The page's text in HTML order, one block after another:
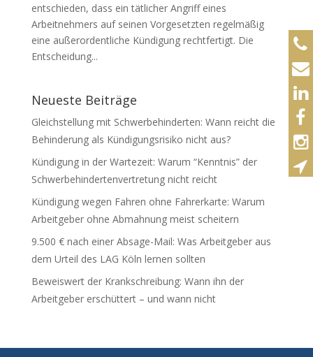
entschieden, dass ein tätlicher Angriff eines
Arbeitnehmers auf seinen Vorgesetzten regelmäßig
eine außerordentliche Kündigung rechtfertigt. Die
Entscheidung...
Neueste Beiträge
Gleichstellung mit Schwerbehinderten: Wann reicht die
Behinderung als Kündigungsrisiko nicht aus?
Kündigung in der Wartezeit: Warum “Kenntnis” der
Schwerbehindertenvertretung nicht reicht
Kündigung wegen Fahren ohne Fahrerkarte: Warum
Arbeitgeber ohne Abmahnung meist scheitern
9.500 € nach einer Absage-Mail: Was Arbeitgeber aus
dem Urteil des LAG Köln lernen sollten
Beweiswert der Krankschreibung: Wann ihn der
Arbeitgeber erschüttert – und wann nicht